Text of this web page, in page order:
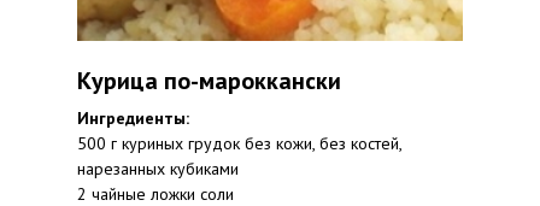
Курица по-мароккански
Ингредиенты:
500 г куриных грудок без кожи, без костей,
нарезанных кубиками
2 чайные ложки соли